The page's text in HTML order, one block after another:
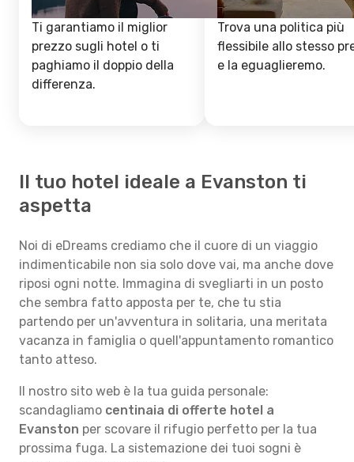
Ti garantiamo il miglior
prezzo sugli hotel o ti
paghiamo il doppio della
differenza.
Trova una politica più
flessibile allo stesso
e la eguaglieremo.
Il tuo hotel ideale a Evanston ti
aspetta
Noi di eDreams crediamo che il cuore di un viaggio
indimenticabile non sia solo dove vai, ma anche dove
riposi ogni notte. Immagina di svegliarti in un posto
che sembra fatto apposta per te, che tu stia
partendo per un'avventura in solitaria, una meritata
vacanza in famiglia o quell'appuntamento romantico
tanto atteso.
Il nostro sito web è la tua guida personale:
scandagliamo centinaia di offerte hotel a
Evanston per scovare il rifugio perfetto per la tua
prossima fuga. La sistemazione dei tuoi sogni è